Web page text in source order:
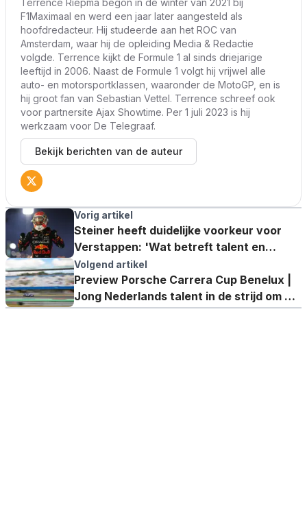
F1Maximaal en werd een jaar later aangesteld als
hoofdredacteur. Hij studeerde aan het ROC van
Amsterdam, waar hij de opleiding Media & Redactie
volgde. Terrence kijkt de Formule 1 al sinds driejarige
leeftijd in 2006. Naast de Formule 1 volgt hij vrijwel alle
auto- en motorsportklassen, waaronder de MotoGP, en is
hij groot fan van Sebastian Vettel. Terrence schreef ook
voor partnersite Ajax Showtime. Per 1 juli 2023 is hij
werkzaam voor De Telegraaf.
Bekijk berichten van de auteur
Vorig artikel
Steiner heeft duidelijke voorkeur voor
Verstappen: 'Wat betreft talent en
mentaliteit aan de top'
Volgend artikel
Preview Porsche Carrera Cup Benelux |
Jong Nederlands talent in de strijd om de
troonopvolging